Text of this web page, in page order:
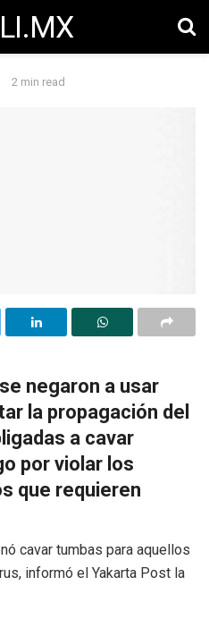
2 min read
negaron a usar
la propagación del
a cavar
por violar los
que requieren
cavar tumbas para aquellos
informó el Yakarta Post la